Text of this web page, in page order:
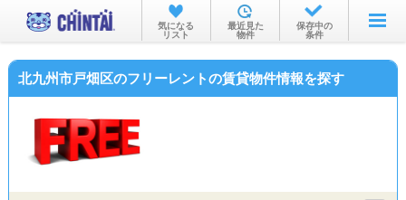
お部屋を探す
沿線・駅から
物件特集から
気になる
リスト
最近見た
物件
保存中の
条件
北九州市戸畑区のフリーレントの賃貸物件情報を探す